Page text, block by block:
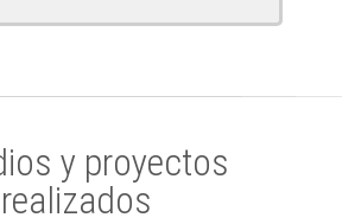
y proyectos
realizados